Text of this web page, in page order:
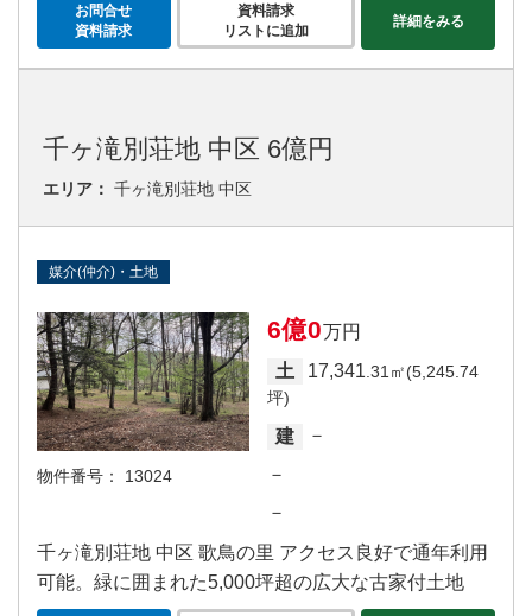
お問合せ
資料請求
資料請求
リストに追加
詳細をみる
千ヶ滝別荘地 中区 6億円
エリア： 千ヶ滝別荘地 中区
媒介(仲介)・土地
物件番号： 13024
6億0万円
土
17,341 .31㎡(5,245.74
坪)
建
－
－
－
千ヶ滝別荘地 中区 歌鳥の里 アクセス良好で通年利用
可能。緑に囲まれた5,000坪超の広大な古家付土地